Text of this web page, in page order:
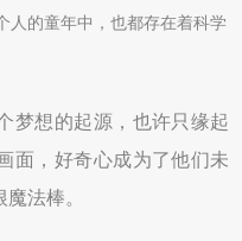
人的童年中，也都存在着科学
梦想的起源，也许只缘起
面，好奇心成为了他们未
法棒。